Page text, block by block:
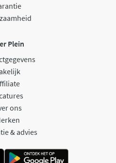
Plein
ons
& advies